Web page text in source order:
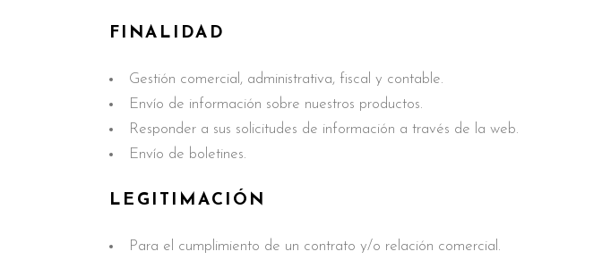
FINALIDAD
Gestión comercial, administrativa, fiscal y contable.
Envío de información sobre nuestros productos.
Responder a sus solicitudes de información a través de la web.
Envío de boletines.
LEGITIMACIÓN
Para el cumplimiento de un contrato y/o relación comercial.